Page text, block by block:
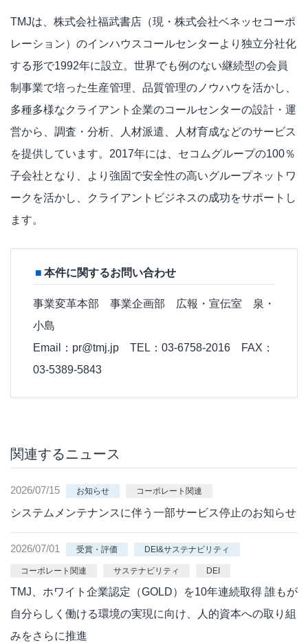
TMJは、株式会社福武書店（現・株式会社ベネッセコーポ
レーション）のインハウスコールセンターより独立分社化
する形で1992年に設立。世界でも例のない継続型の会員
制事業で培った生産管理、品質管理のノウハウを活かし、
多種多様なクライアント企業のコールセンターの設計・運
営から、調査・分析、人材派遣、人材育成などのサービス
を提供しています。2017年には、セコムグループの100％
子会社となり、より強固で安全性の高いグループネットワ
ークを活かし、クライアントビジネスの成功をサポートし
ます。
本件に関するお問い合わせ
事業変革本部 事業企画部 広報・宣伝室 泉・
小島
Email：pr@tmj.jp TEL：03-6758-2016 FAX：
03-5389-5843
関連するニュース
2026/07/15 お知らせ コーポレート関連
システムメンテナンスに伴う一部サービス停止のお知らせ
2026/07/01 受賞・評価 DEI&サステナビリティ
コーポレート関連 サステナビリティ DEI
TMJ、ホワイト企業認定（GOLD）を10年連続取得 誰もが
自分らしく働ける環境の実現に向け、人的資本への取り組
みをさらに推進